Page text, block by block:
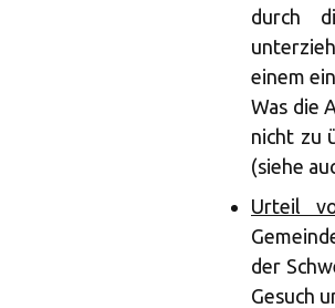
durch
einem
Was die
nicht zu
(siehe
Urteil
der
Gesuch